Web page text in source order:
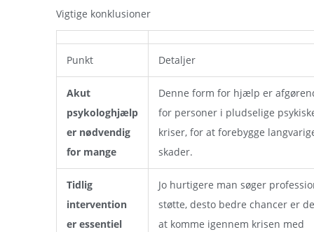
Vigtige konklusioner
Punkt Detaljer
Akut
psykologhjælp
er nødvendig
for mange
Denne form for hjælp er
for personer i pludselige
kriser, for at forebygge
skader.
Tidlig
intervention
er essentiel
Jo hurtigere man søger
støtte, desto bedre chancer er
at komme igennem krisen med